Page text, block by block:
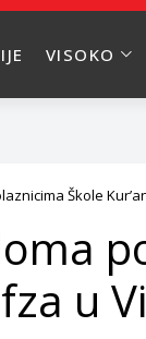
VISOKO
Škole
u